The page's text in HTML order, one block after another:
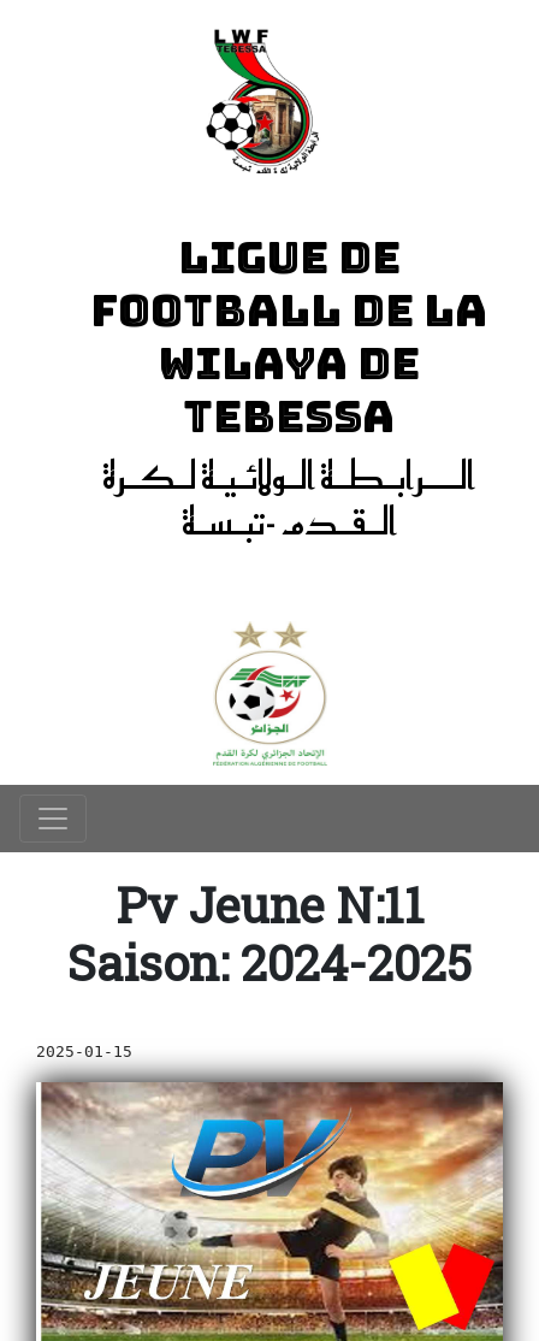
LIGUE DE
FOOTBALL DE LA
WILAYA DE
TEBESSA
الـــرابـطـة الـولائـيـة لـكـرة
الـقـدم -تبـسـة
Pv Jeune N:11
Saison: 2024-2025
2025-01-15